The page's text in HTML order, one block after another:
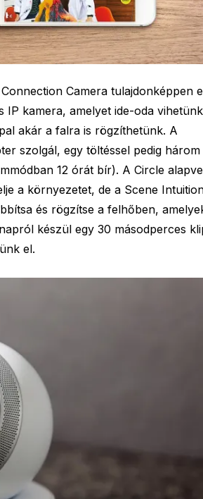
Camera tulajdonképpen
kamera, amelyet ide-oda
akár a falra is rögzíthetünk. A
szolgál, egy töltéssel pedig három
12 órát bír). A Circle
a környezetet, de a Scene
és rögzítse a felhőben,
készül egy 30 másodperces
el.